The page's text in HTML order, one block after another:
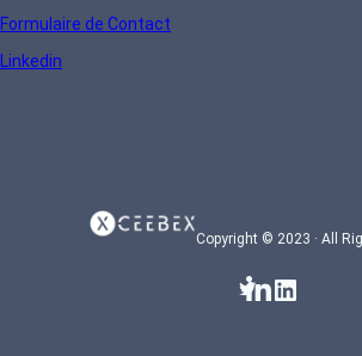
Formulaire de Contact
Linkedin
Copyright © 2023 · All